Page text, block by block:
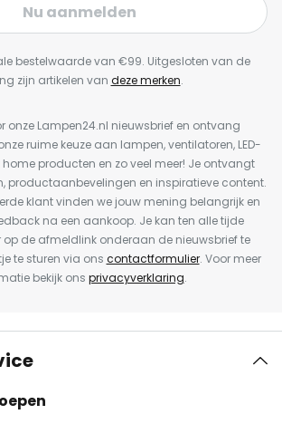
Nu aanmelden
bestelwaarde van €99. Uitgesloten van de
zijn artikelen van deze merken.
onze Lampen24.nl nieuwsbrief en ontvang
ruime keuze aan lampen, ventilatoren, LED-
producten en zo veel meer! Je ontvangt
productaanbevelingen en inspiratieve content.
klant vinden we jouw mening belangrijk en
na een aankoop. Je kan ten alle tijde
de afmeldlink onderaan de nieuwsbrief te
te sturen via ons contactformulier. Voor meer
bekijk ons privacyverklaring.